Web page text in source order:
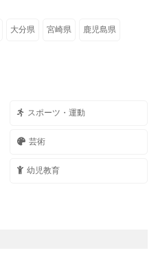
大分県 宮崎県 鹿児島県
スポーツ・運動
芸術
幼児教育